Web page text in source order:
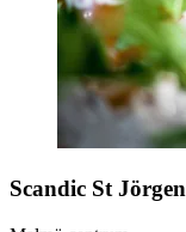
Scandic St Jörgen